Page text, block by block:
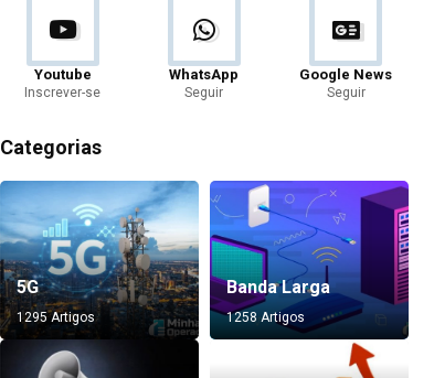
Youtube
Inscrever-se
WhatsApp
Seguir
Google News
Seguir
Categorias
5G
1295 Artigos
Banda Larga
1258 Artigos